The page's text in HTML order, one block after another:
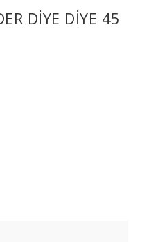
DİYE DİYE 45